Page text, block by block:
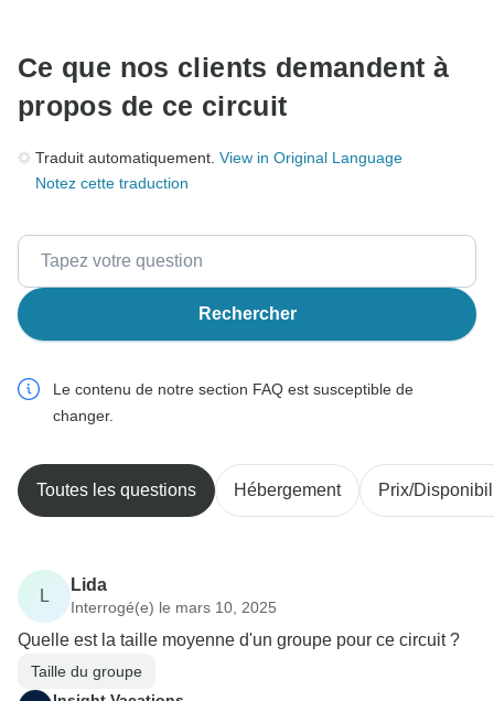
Ce que nos clients demandent à
propos de ce circuit
Traduit automatiquement. View in Original Language
Notez cette traduction
Rechercher
Le contenu de notre section FAQ est susceptible de
changer.
Toutes les questions Hébergement Prix/
L
Lida
Interrogé(e) le mars 10, 2025
Quelle est la taille moyenne d'un groupe pour ce circuit ?
Taille du groupe